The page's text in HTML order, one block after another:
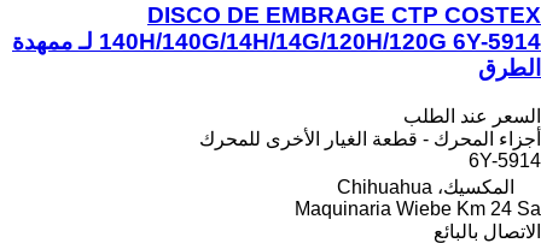
DISCO DE EMBRAGE CTP COSTEX
140H/140G/14H/14G/120H/120G 6Y-5914 لـ ممهدة
الطرق
السعر عند الطلب
أجزاء المحرك - قطعة الغيار الأخرى للمحرك
6Y-5914
المكسيك، Chihuahua
Maquinaria Wiebe Km 24 Sa
الاتصال بالبائع